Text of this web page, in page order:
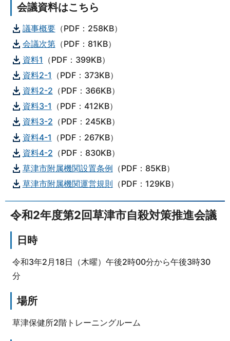
会議資料はこちら
議事概要（PDF：258KB）
会議次第（PDF：81KB）
資料1 （PDF：399KB）
資料2-1 （PDF：373KB）
資料2-2 （PDF：366KB）
資料3-1 （PDF：412KB）
資料3-2 （PDF：245KB）
資料4-1 （PDF：267KB）
資料4-2 （PDF：830KB）
草津市附属機関設置条例 （PDF：85KB）
草津市附属機関運営規則 （PDF：129KB）
令和2年度第2回草津市自殺対策推進会議
日時
令和3年2月18日（木曜）午後2時00分から午後3時30
分
場所
草津保健所2階トレーニングルーム